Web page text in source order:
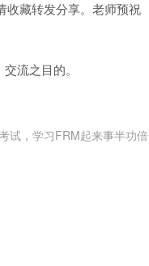
藏转发分享。老师预祝
流之目的。
试，学习FRM起来事半功倍